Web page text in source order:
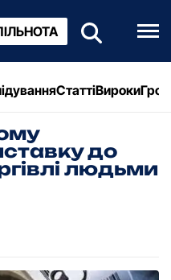
СтаттіВироки
до
людьми